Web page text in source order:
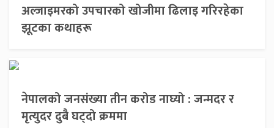
अल्जाइमरको उपचारको खोजीमा ढिलाइ गरिरहेका
झूटका कथाहरू
नेपालको जनसंख्या तीन करोड नाघ्यो : जन्मदर र
मृत्युदर दुबै घट्दो क्रममा